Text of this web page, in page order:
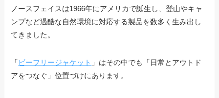
ノースフェイスは1966年にアメリカで誕生し、登山やキャ
ンプなど過酷な自然環境に対応する製品を数多く生み出し
てきました。
「ビーフリージャケット 」はその中でも「日常とアウトド
アをつなぐ」位置づけにあります。